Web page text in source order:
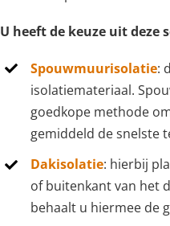
U heeft de keuze uit deze
Spouwmuurisolatie:
isolatiemateriaal.
goedkope methode
gemiddeld de snelste
Dakisolatie: hierbij
of buitenkant van het
behaalt u hiermee de